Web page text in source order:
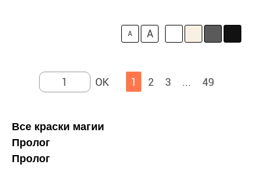
A A
1 2 3 ... 49
Все краски магии
Пролог
Пролог